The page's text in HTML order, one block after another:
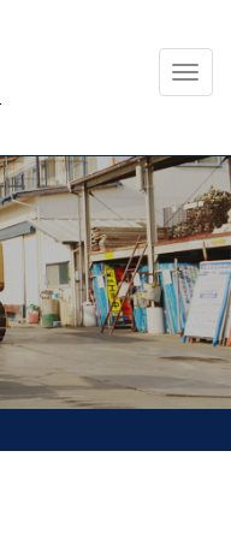
ナ
ビ
ー
シ
ョ
ン
の
切
替